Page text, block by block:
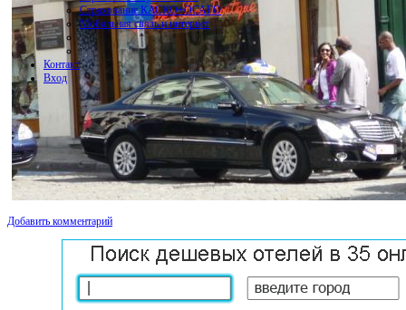
Страхование КАСКО+ОСАГО
Мобильная связь и интернет
Контакт
Вход
Добавить комментарий